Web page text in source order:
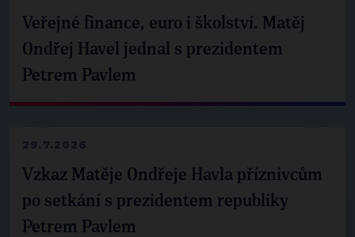
Veřejné finance, euro i školství. Matěj
Ondřej Havel jednal s prezidentem
Petrem Pavlem
29.7.2026
Vzkaz Matěje Ondřeje Havla příznivcům
po setkání s prezidentem republiky
Petrem Pavlem